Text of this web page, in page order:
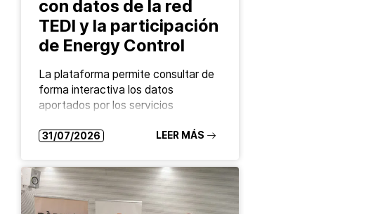
con datos de la red
TEDI y la participación
de Energy Control
La plataforma permite consultar de
forma interactiva los datos
aportados por los servicios
Agencia de la Unión Europea sobre
nuevo…
31/07/2026 LEER MÁS